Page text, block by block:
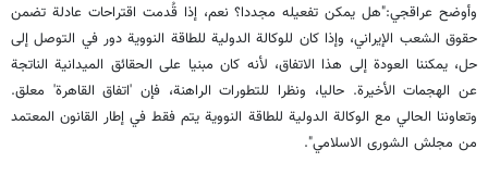
وأوضح عراقجي:"هل يمكن تفعيله مجددا؟ نعم، إذا قُدمت اقتراحات عادلة تضمن
حقوق الشعب الإيراني، وإذا كان للوكالة الدولية للطاقة النووية دور في التوصل إلى
حل، يمكننا العودة إلى هذا الاتفاق، لأنه كان مبنيا على الحقائق الميدانية الناتجة
عن الهجمات الأخيرة. حاليا، ونظرا للتطورات الراهنة، فإن 'اتفاق القاهرة' معلق.
وتعاوننا الحالي مع الوكالة الدولية للطاقة النووية يتم فقط في إطار القانون المعتمد
من مجلش الشورى الاسلامي".